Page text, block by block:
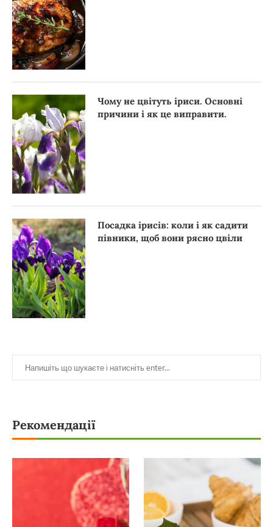
Рекомендації
Чому не цвітуть іриси. Основні
причини і як це виправити.
Посадка ірисів: коли і як садити
півники, щоб вони рясно цвіли